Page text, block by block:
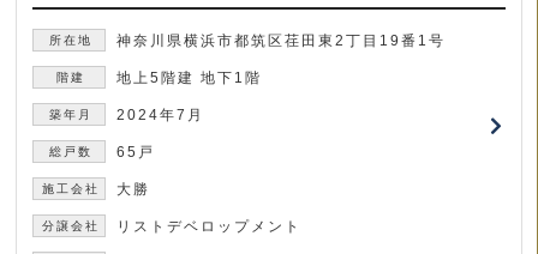
神奈川県横浜市都筑区荏田東2丁目19番1号
地上5階建 地下1階
2024年7月
65戸
大勝
リストデベロップメント